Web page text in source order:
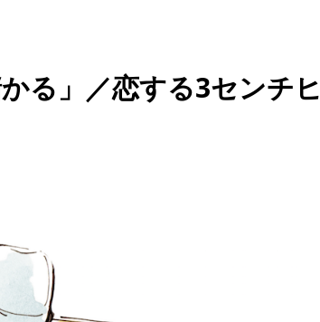
る」／恋する3センチヒ